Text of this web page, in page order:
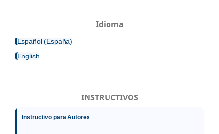
Idioma
Español (España)
English
INSTRUCTIVOS
Instructivo para Autores